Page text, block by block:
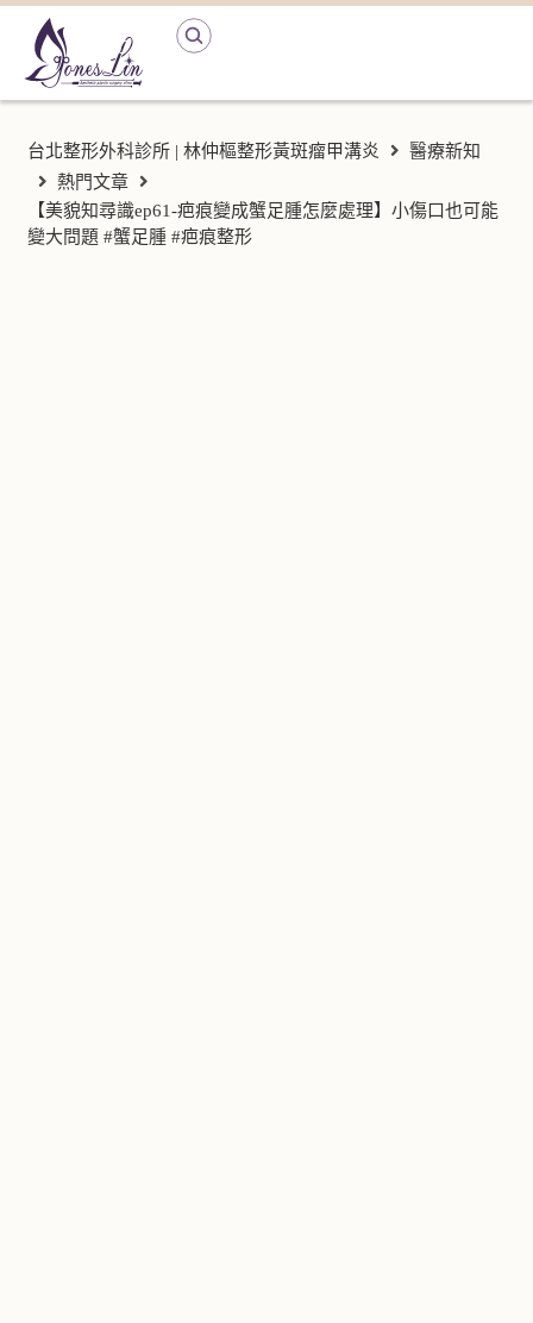
台北整形外科診所 | 林仲樞整形黃斑瘤甲溝炎
醫療新知
熱門文章
【美貌知尋識ep61-疤痕變成蟹足腫怎麼處理】小傷口也可能
變大問題 #蟹足腫 #疤痕整形